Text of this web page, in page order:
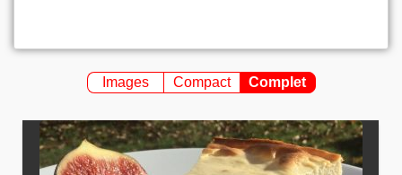
Images Compact Complet